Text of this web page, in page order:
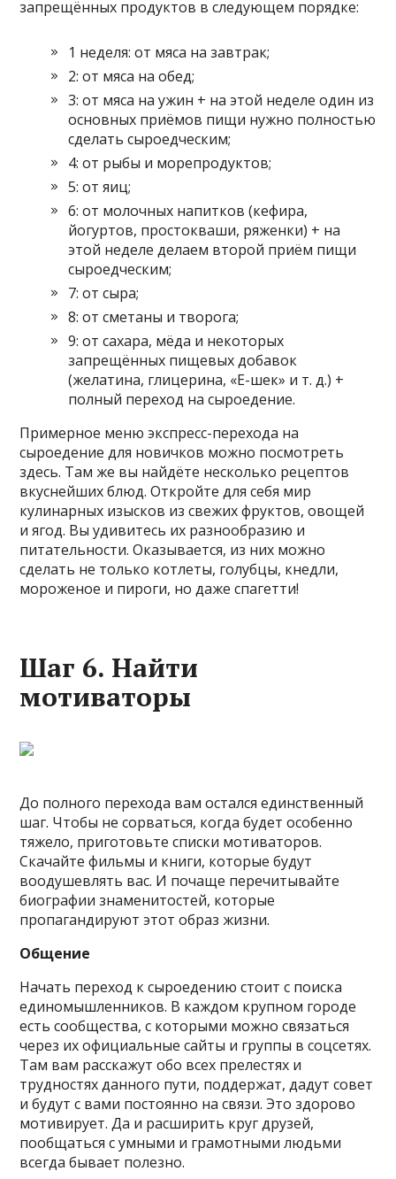
запрещённых продуктов в следующем порядке:
1 неделя: от мяса на завтрак;
2: от мяса на обед;
3: от мяса на ужин + на этой неделе один из
основных приёмов пищи нужно полностью
сделать сыроедческим;
4: от рыбы и морепродуктов;
5: от яиц;
6: от молочных напитков (кефира,
йогуртов, простокваши, ряженки) + на
этой неделе делаем второй приём пищи
сыроедческим;
7: от сыра;
8: от сметаны и творога;
9: от сахара, мёда и некоторых
запрещённых пищевых добавок
(желатина, глицерина, «E-шек» и т. д.) +
полный переход на сыроедение.
Примерное меню экспресс-перехода на
сыроедение для новичков можно посмотреть
здесь. Там же вы найдёте несколько рецептов
вкуснейших блюд. Откройте для себя мир
кулинарных изысков из свежих фруктов, овощей
и ягод. Вы удивитесь их разнообразию и
питательности. Оказывается, из них можно
сделать не только котлеты, голубцы, кнедли,
мороженое и пироги, но даже спагетти!
Шаг 6. Найти
мотиваторы
До полного перехода вам остался единственный
шаг. Чтобы не сорваться, когда будет особенно
тяжело, приготовьте списки мотиваторов.
Скачайте фильмы и книги, которые будут
воодушевлять вас. И почаще перечитывайте
биографии знаменитостей, которые
пропагандируют этот образ жизни.
Общение
Начать переход к сыроедению стоит с поиска
единомышленников. В каждом крупном городе
есть сообщества, с которыми можно связаться
через их официальные сайты и группы в соцсетях.
Там вам расскажут обо всех прелестях и
трудностях данного пути, поддержат, дадут совет
и будут с вами постоянно на связи. Это здорово
мотивирует. Да и расширить круг друзей,
пообщаться с умными и грамотными людьми
всегда бывает полезно.